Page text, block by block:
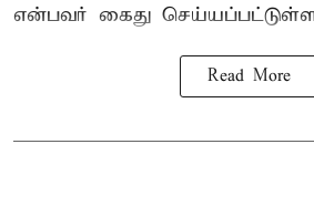
என்பவர் கைது
Read More